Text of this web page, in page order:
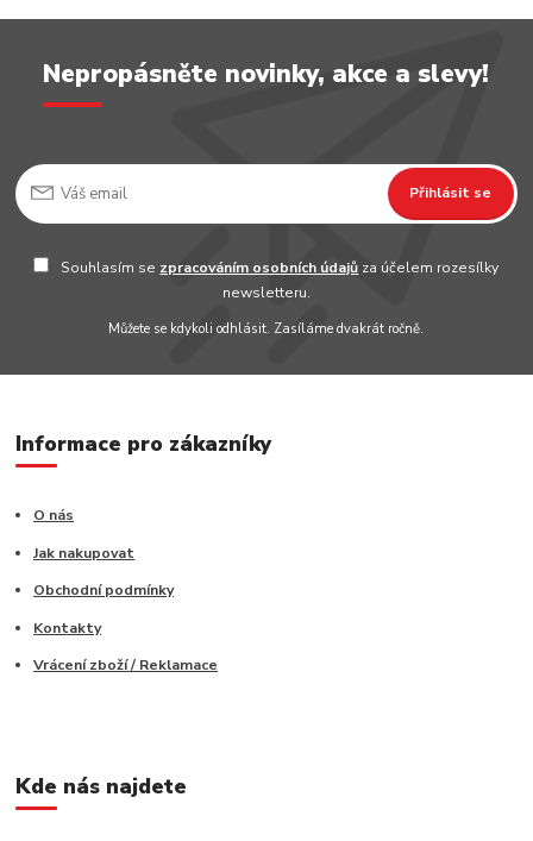
Nepropásněte novinky, akce a slevy!
Přihlásit se
Souhlasím se zpracováním osobních údajů za účelem rozesílky
newsletteru.
Můžete se kdykoli odhlásit. Zasíláme dvakrát ročně.
Informace pro zákazníky
O nás
Jak nakupovat
Obchodní podmínky
Kontakty
Vrácení zboží / Reklamace
Kde nás najdete